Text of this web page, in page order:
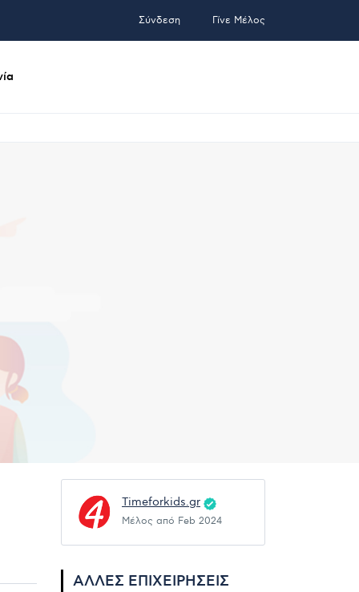
Σύνδεση Γίνε Μέλος
Timeforkids.gr
Μέλος από Feb 2024
ΆΛΛΕΣ ΕΠΙΧΕΙΡΉΣΕΙΣ